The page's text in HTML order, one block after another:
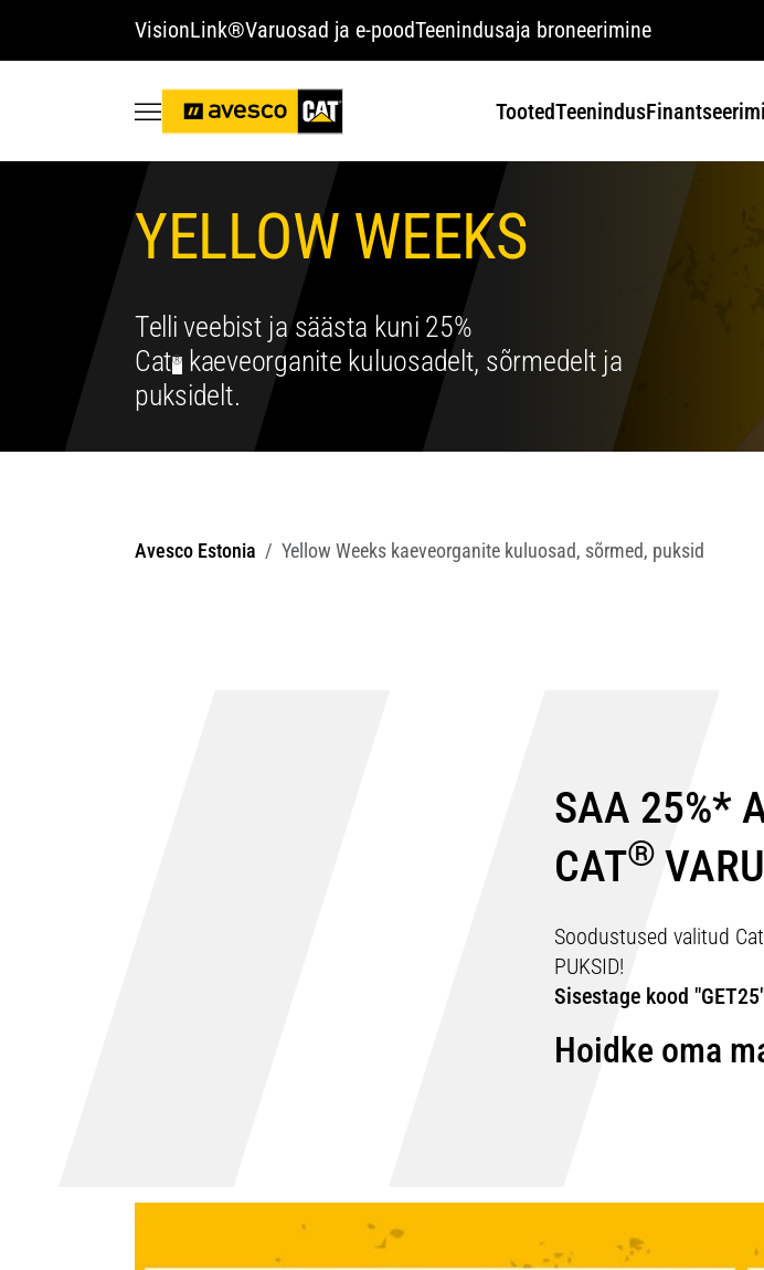
VisionLink®Varuosad ja e-poodTeenindusaja broneerimine
TootedTeenindus
YELLOW WEEKS
Telli veebist ja säästa kuni 25%
Cat®
kaeveorganite kuluosadelt, sõrmedelt ja
puksidelt.
Avesco Estonia Yellow Weeks kaeveorganite kuluosad, sõrmed, puksid
SAA 25%*
CAT®
Soodustused valitud Cat
PUKSID!
Sisestage kood
Hoidke oma